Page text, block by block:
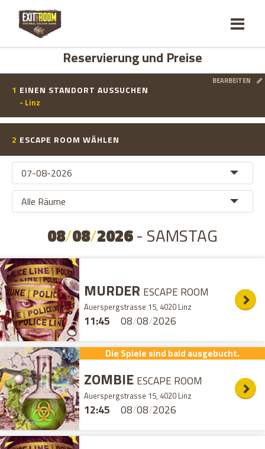
Reservierung und Preise
1 EINEN STANDORT AUSSUCHEN
- Linz
BEARBEITEN
2 ESCAPE ROOM WÄHLEN
08/08/2026- SAMSTAG
08/08/2026
11:45
MURDER ESCAPE ROOM
Auerspergstrasse 15, 4020 Linz
Die Spiele sind bald ausgebucht.
08/08/2026
12:45
ZOMBIE ESCAPE ROOM
Auerspergstrasse 15, 4020 Linz